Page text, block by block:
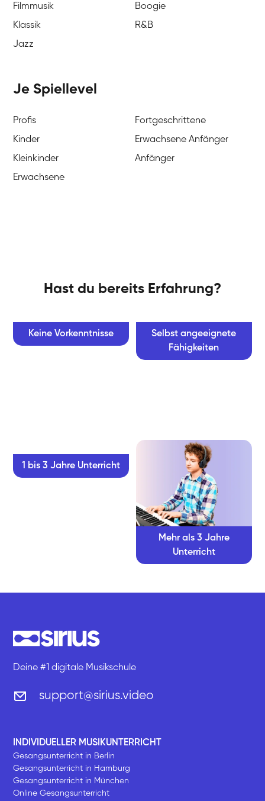
Filmmusik
Boogie
Klassik
R&B
Jazz
Je Spiellevel
Profis
Fortgeschrittene
Kinder
Erwachsene Anfänger
Kleinkinder
Anfänger
Erwachsene
Hast du bereits Erfahrung?
Keine Vorkenntnisse
Selbst angeeignete
Fähigkeiten
1 bis 3 Jahre Unterricht
Mehr als 3 Jahre
Unterricht
Deine #1 digitale Musikschule
support@sirius.video
INDIVIDUELLER MUSIKUNTERRICHT
Gesangsunterricht in Berlin
Gesangsunterricht in Hamburg
Gesangsunterricht in München
Online Gesangsunterricht